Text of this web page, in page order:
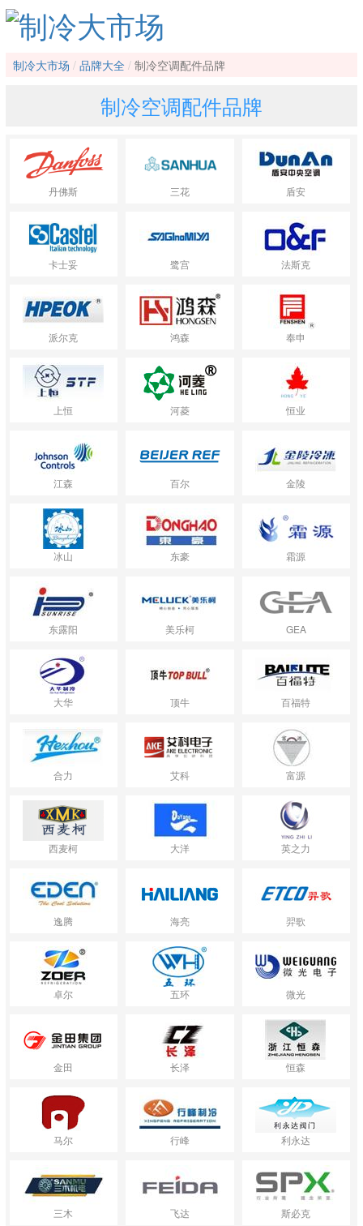
制冷大市场 品牌大全 制冷空调配件品牌
制冷空调配件品牌
丹佛斯 三花 盾安
卡士妥 鹭宫 法斯克
派尔克 鸿森 奉申
上恒 河菱 恒业
江森 百尔 金陵
冰山 东豪 霜源
东露阳 美乐柯 GEA
大华 顶牛 百福特
合力 艾科 富源
西麦柯 大洋 英之力
逸腾 海亮 羿歌
卓尔 五环 微光
金田 长泽 恒森
马尔 行峰 利永达
三木 飞达 斯必克